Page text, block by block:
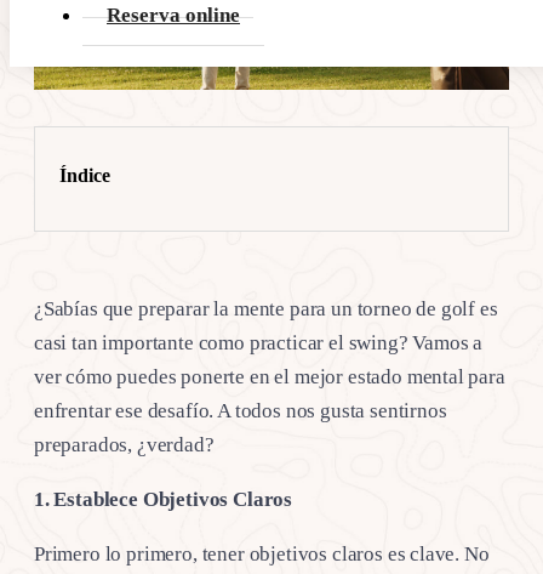
Reserva online
Índice
¿Sabías que preparar la mente para un torneo de golf es
casi tan importante como practicar el swing? Vamos a
ver cómo puedes ponerte en el mejor estado mental para
enfrentar ese desafío. A todos nos gusta sentirnos
preparados, ¿verdad?
1. Establece Objetivos Claros
Primero lo primero, tener objetivos claros es clave. No